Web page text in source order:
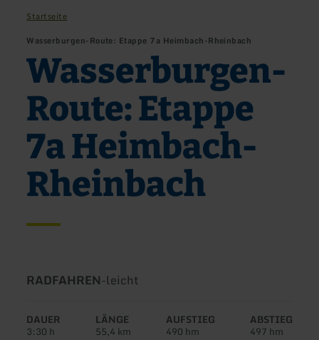
Startseite
Wasserburgen-Route: Etappe 7a Heimbach-Rheinbach
Wasserburgen-
Route: Etappe
7a Heimbach-
Rheinbach
Art
Tour:
RADFAHREN-Schwierigkeit:
leicht
DAUER
3:30 h
LÄNGE
55,4 km
AUFSTIEG
490 hm
ABSTIEG
497 hm